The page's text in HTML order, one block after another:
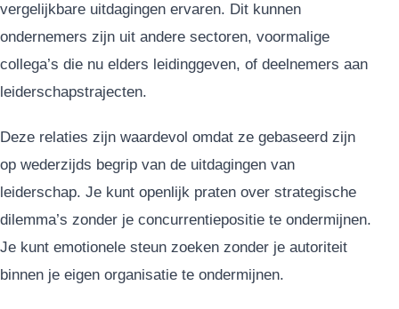
vergelijkbare uitdagingen ervaren. Dit kunnen
ondernemers zijn uit andere sectoren, voormalige
collega’s die nu elders leidinggeven, of deelnemers aan
leiderschapstrajecten.
Deze relaties zijn waardevol omdat ze gebaseerd zijn
op wederzijds begrip van de uitdagingen van
leiderschap. Je kunt openlijk praten over strategische
dilemma’s zonder je concurrentiepositie te ondermijnen.
Je kunt emotionele steun zoeken zonder je autoriteit
binnen je eigen organisatie te ondermijnen.